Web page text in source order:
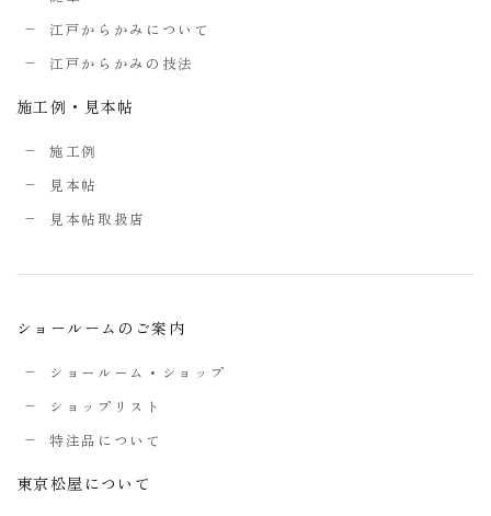
江戸からかみについて
江戸からかみの技法
施工例・見本帖
施工例
見本帖
見本帖取扱店
ショールームのご案内
ショールーム・ショップ
ショップリスト
特注品について
東京松屋について